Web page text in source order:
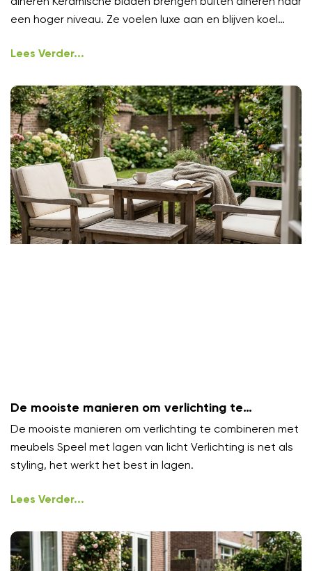
een hoger niveau. Ze voelen luxe aan en blijven koel
Lees Verder...
De mooiste manieren om verlichting te
combineren met meubels
De mooiste manieren om verlichting te combineren met
meubels Speel met lagen van licht Verlichting is net als
styling, het werkt het best in lagen.
Lees Verder...